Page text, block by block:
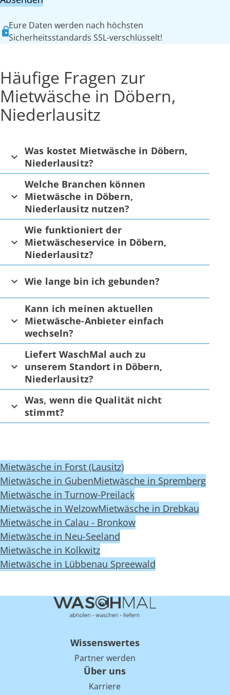
Eure Daten werden nach höchsten
Sicherheitsstandards SSL-verschlüsselt!
Häufige Fragen zur
Mietwäsche in Döbern,
Niederlausitz
Was kostet Mietwäsche in Döbern,
Niederlausitz?
Welche Branchen können
Mietwäsche in Döbern,
Niederlausitz nutzen?
Wie funktioniert der
Mietwäscheservice in Döbern,
Niederlausitz?
Wie lange bin ich gebunden?
Kann ich meinen aktuellen
Mietwäsche-Anbieter einfach
wechseln?
Liefert WaschMal auch zu
unserem Standort in Döbern,
Niederlausitz?
Was, wenn die Qualität nicht
stimmt?
Mietwäsche in Forst (Lausitz)
Mietwäsche in GubenMietwäsche in Spremberg
Mietwäsche in Turnow-Preilack
Mietwäsche in WelzowMietwäsche in Drebkau
Mietwäsche in Calau - Bronkow
Mietwäsche in Neu-Seeland
Mietwäsche in Kolkwitz
Mietwäsche in Lübbenau Spreewald
Wissenswertes
Partner werden
Über uns
Karriere